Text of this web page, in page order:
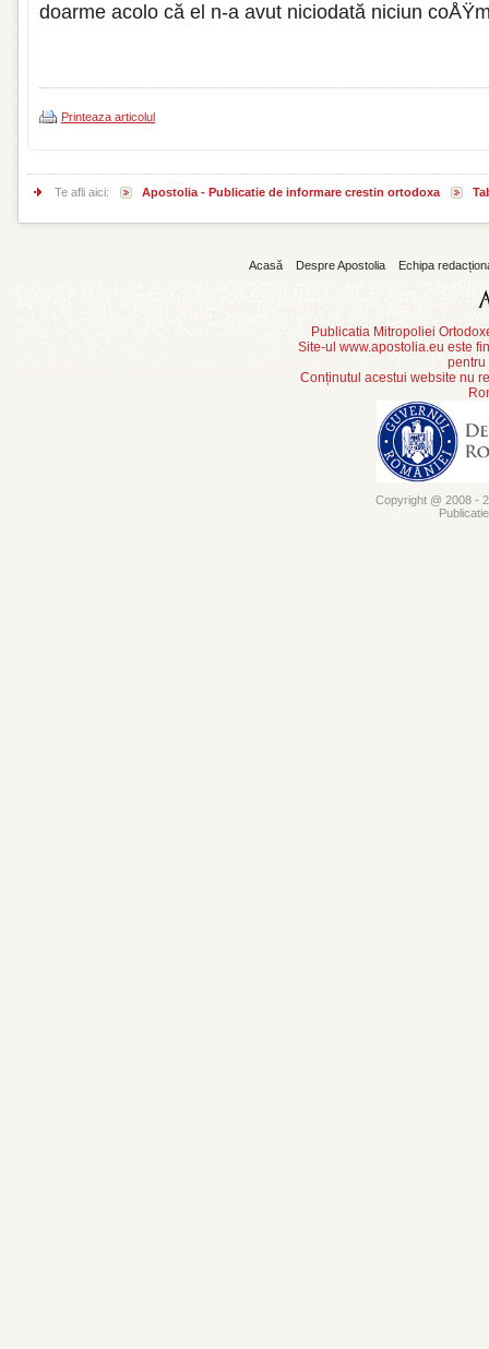
doarme acolo că el n-a avut ni­ciodată niciun
Printeaza articolul
Te afli aici: Apostolia - Publicatie de informare crestin ortodoxa
Acasă Despre Apostolia Echipa
Publicatia Mitropoliei
Site-ul www.apostolia.eu este
pentru
Conținutul acestui website nu
Copyright @ 2008 -